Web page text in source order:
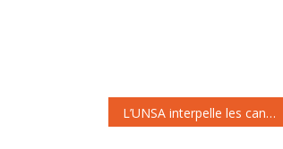
L’UNSA interpelle les candidats aux élections européennes